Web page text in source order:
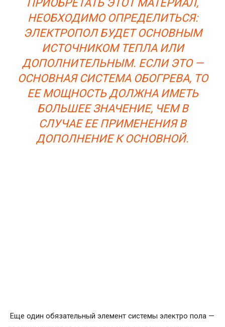
ПРИОБРЕТАТЬ ЭТОТ МАТЕРИАЛ,
НЕОБХОДИМО ОПРЕДЕЛИТЬСЯ:
ЭЛЕКТРОПОЛ БУДЕТ ОСНОВНЫМ
ИСТОЧНИКОМ ТЕПЛА ИЛИ
ДОПОЛНИТЕЛЬНЫМ. ЕСЛИ ЭТО —
ОСНОВНАЯ СИСТЕМА ОБОГРЕВА, ТО
ЕЕ МОЩНОСТЬ ДОЛЖНА ИМЕТЬ
БОЛЬШЕЕ ЗНАЧЕНИЕ, ЧЕМ В
СЛУЧАЕ ЕЕ ПРИМЕНЕНИЯ В
ДОПОЛНЕНИЕ К ОСНОВНОЙ.
Еще один обязательный элемент системы электро пола —